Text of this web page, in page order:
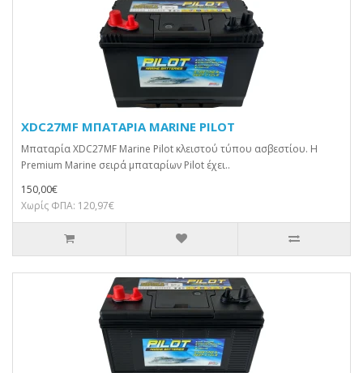
XDC27MF ΜΠΑΤΑΡΙΑ MARINE PILOT
Μπαταρία XDC27MF Marine Pilot κλειστού τύπου ασβεστίου. H
Premium Marine σειρά μπαταρίων Pilot έχει..
150,00€
Χωρίς ΦΠΑ: 120,97€